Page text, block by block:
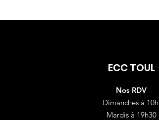
ECC TOUL
Nos RDV
Dimanches à 10h
Mardis à 19h30